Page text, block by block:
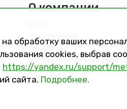
О компании
Фотогалерея
Вакансии
Договор публичной
Версия сайта для
на обработку ваших
cookies, выбрав
https://yandex.ru/support/
сайта. Подробнее.